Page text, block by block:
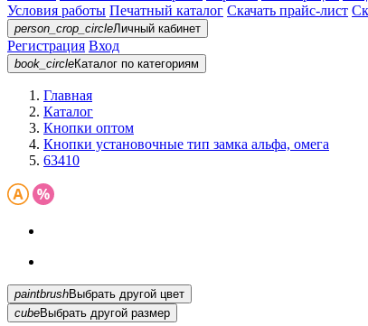
Условия работы Печатный каталог Скачать прайс-лист
person_crop_circleЛичный кабинет
Регистрация Вход
book_circleКаталог по категориям
Главная
Каталог
Кнопки оптом
Кнопки установочные тип замка альфа, омега
63410
paintbrush
Выбрать другой цвет
cubeВыбрать другой размер